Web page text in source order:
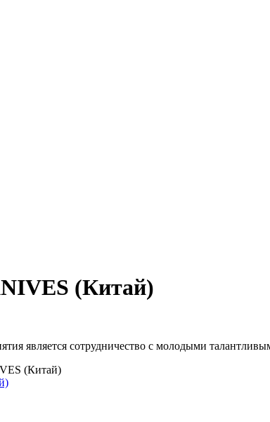
(Китай)
является сотрудничество с молодыми
(Китай)